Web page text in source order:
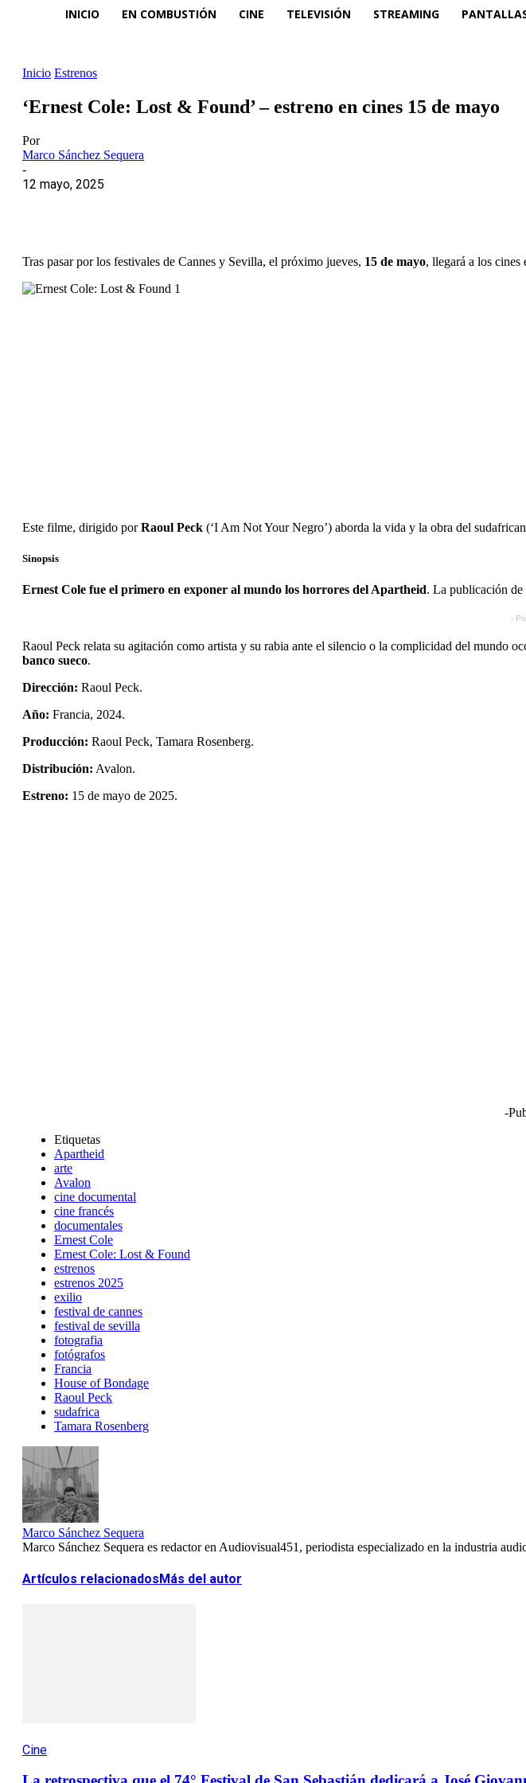
INICIO EN COMBUSTIÓN CINE TELEVISIÓN STREAMING
Inicio Estrenos
‘Ernest Cole: Lost & Found’ – estreno en cines 15 de mayo
Por
Marco Sánchez Sequera
-
12 mayo, 2025
Tras pasar por los festivales de Cannes y Sevilla, el próximo jueves, 15 de mayo, llegará a los cines
Este filme, dirigido porRaoul Peck (‘I Am Not Your Negro’) aborda la vida y la obra del
Sinopsis
Ernest Cole fue el primero en exponer al mundo los horrores del Apartheid. La publicación de
-
Raoul Peck relata su agitación como artista y su rabia ante el silencio o la complicidad del mundo
banco sueco.
Dirección: Raoul Peck.
Año: Francia, 2024.
Producción: Raoul Peck, Tamara Rosenberg.
Distribución: Avalon.
Estreno: 15 de mayo de 2025.
-
Etiquetas
Apartheid
arte
Avalon
cine documental
cine francés
documentales
Ernest Cole
Ernest Cole: Lost & Found
estrenos
estrenos 2025
exilio
festival de cannes
festival de sevilla
fotografia
fotógrafos
Francia
House of Bondage
Raoul Peck
sudafrica
Tamara Rosenberg
Marco Sánchez Sequera
Marco Sánchez Sequera es redactor en Audiovisual451, periodista especializado en la industria
Artículos relacionados Más del autor
Cine